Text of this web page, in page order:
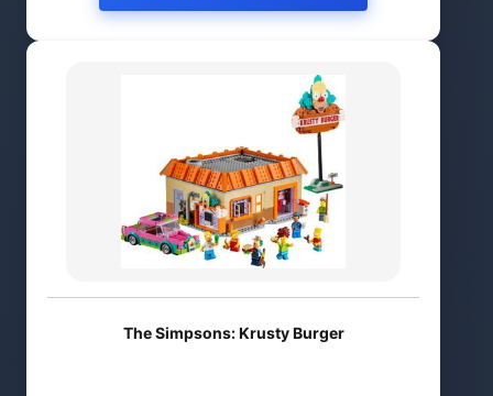
The Simpsons: Krusty Burger